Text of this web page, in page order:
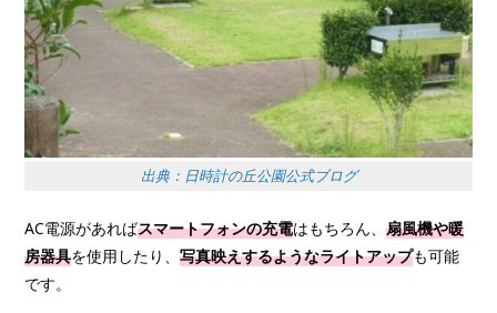
出典：日時計の丘公園公式ブログ
AC電源があればスマートフォンの充電はもちろん、扇風機や暖
房器具を使用したり、写真映えするようなライトアップも可能
です。